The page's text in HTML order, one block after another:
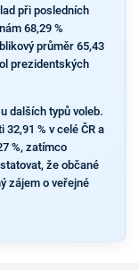
při posledních
68,29 %
průměr 65,43
prezidentských
dalších typů voleb.
% v celé ČR a
%, zatímco
že občané
zájem o veřejné